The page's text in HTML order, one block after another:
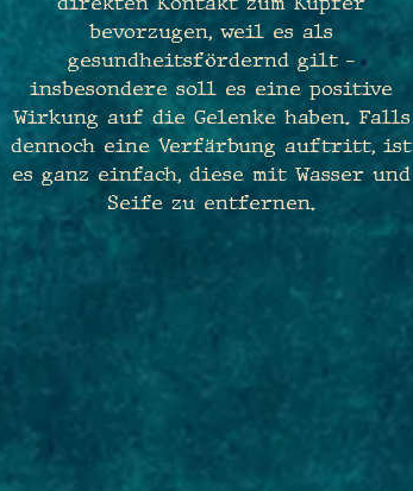
bevorzugen, weil es als
gesundheitsfördernd gilt –
insbesondere soll es eine positive
Wirkung auf die Gelenke haben. Falls
dennoch eine Verfärbung auftritt, ist
es ganz einfach, diese mit Wasser und
Seife zu entfernen.